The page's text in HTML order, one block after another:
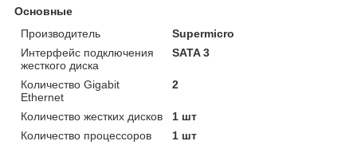
Основные
Производитель
Supermicro
Интерфейс подключения
жесткого диска
SATA 3
Количество Gigabit
Ethernet
2
Количество жестких дисков
1 шт
Количество процессоров
1 шт